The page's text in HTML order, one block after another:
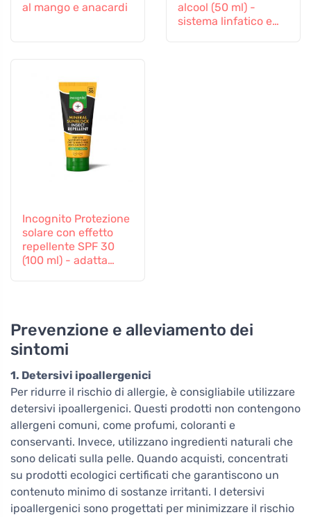
al mango e anacardi
alcool (50 ml) -
sistema linfatico e
Incognito Protezione
solare con effetto
repellente SPF 30
(100 ml) - adatta
Prevenzione e alleviamento dei
sintomi
1. Detersivi ipoallergenici
Per ridurre il rischio di allergie, è consigliabile utilizzare
detersivi ipoallergenici. Questi prodotti non contengono
allergeni comuni, come profumi, coloranti e
conservanti. Invece, utilizzano ingredienti naturali che
sono delicati sulla pelle. Quando acquisti, concentrati
su prodotti ecologici certificati che garantiscono un
contenuto minimo di sostanze irritanti. I detersivi
ipoallergenici sono progettati per minimizzare il rischio